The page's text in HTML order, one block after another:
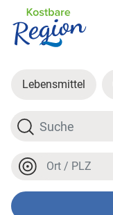
Lebensmittel
Suche
Ort oder PLZ